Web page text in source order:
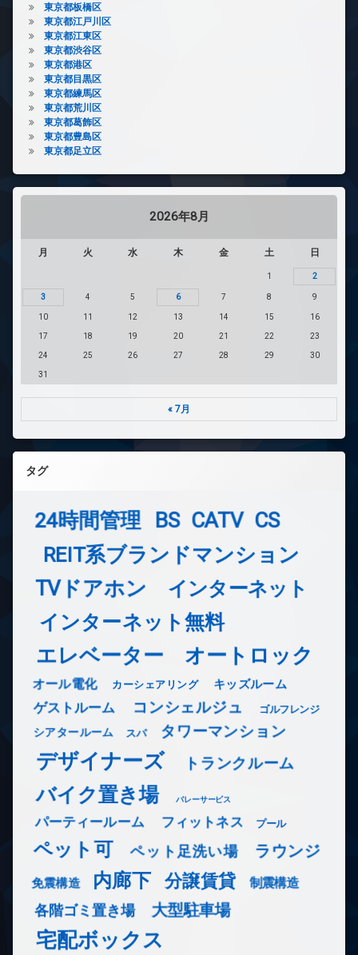
東京都板橋区
東京都江戸川区
東京都江東区
東京都渋谷区
東京都港区
東京都目黒区
東京都練馬区
東京都荒川区
東京都葛飾区
東京都豊島区
東京都足立区
2026年8月
月 火 水 木 金 土 日
1 2
3 4 5 6 7 8 9
10 11 12 13 14 15 16
17 18 19 20 21 22 23
24 25 26 27 28 29 30
31
« 7月
タグ
24時間管理 BS CATV CS
REIT系ブランドマンション
TVドアホン インターネット
インターネット無料
エレベーター オートロック
オール電化 カーシェアリング キッズルーム
ゲストルーム コンシェルジュ ゴルフレンジ
シアタールーム スパ タワーマンション
デザイナーズ トランクルーム
バイク置き場 バレーサービス
パーティールーム フィットネス プール
ペット可 ペット足洗い場 ラウンジ
免震構造 内廊下 分譲賃貸 制震構造
各階ゴミ置き場 大型駐車場
宅配ボックス